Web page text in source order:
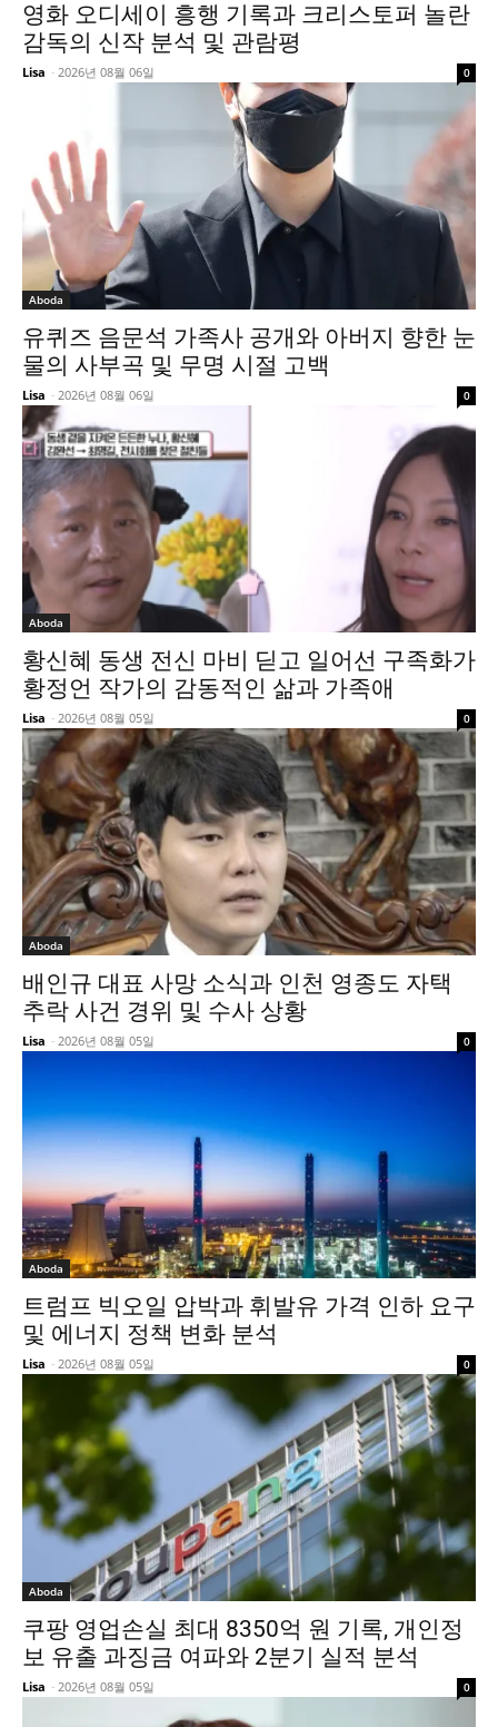
영화 오디세이 흥행 기록과 크리스토퍼 놀란
감독의 신작 분석 및 관람평
Lisa - 2026년 08월 06일 0
Aboda
유퀴즈 음문석 가족사 공개와 아버지 향한 눈
물의 사부곡 및 무명 시절 고백
Lisa - 2026년 08월 06일 0
Aboda
황신혜 동생 전신 마비 딛고 일어선 구족화가
황정언 작가의 감동적인 삶과 가족애
Lisa - 2026년 08월 05일 0
Aboda
배인규 대표 사망 소식과 인천 영종도 자택
추락 사건 경위 및 수사 상황
Lisa - 2026년 08월 05일 0
Aboda
트럼프 빅오일 압박과 휘발유 가격 인하 요구
및 에너지 정책 변화 분석
Lisa - 2026년 08월 05일 0
Aboda
쿠팡 영업손실 최대 8350억 원 기록, 개인정
보 유출 과징금 여파와 2분기 실적 분석
Lisa - 2026년 08월 05일 0